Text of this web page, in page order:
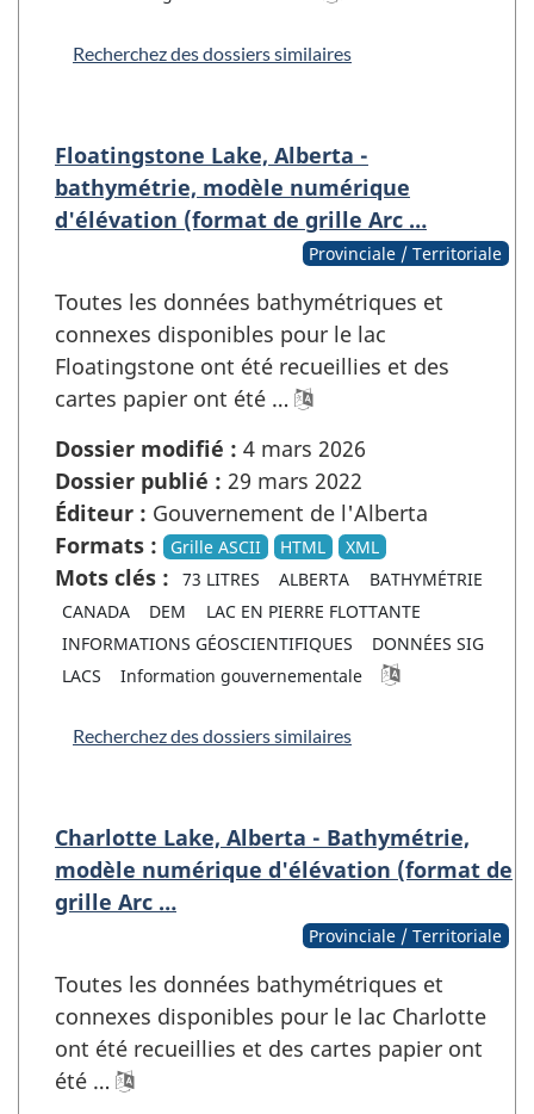
Recherchez des dossiers similaires
Floatingstone Lake, Alberta -
bathymétrie, modèle numérique
d'élévation (format de grille Arc …
Provinciale / Territoriale
Toutes les données bathymétriques et
connexes disponibles pour le lac
Floatingstone ont été recueillies et des
cartes papier ont été …
Dossier modifié : 4 mars 2026
Dossier publié : 29 mars 2022
Éditeur : Gouvernement de l'Alberta
Formats :
Grille ASCII HTML XML
Mots clés : 73 LITRES ALBERTA
BATHYMÉTRIE
CANADA
DEM
LAC EN PIERRE FLOTTANTE
INFORMATIONS GÉOSCIENTIFIQUES
DONNÉES SIG
LACS
Information gouvernementale
Recherchez des dossiers similaires
Charlotte Lake, Alberta - Bathymétrie,
modèle numérique d'élévation (format de
grille Arc …
Provinciale / Territoriale
Toutes les données bathymétriques et
connexes disponibles pour le lac Charlotte
ont été recueillies et des cartes papier ont
été …